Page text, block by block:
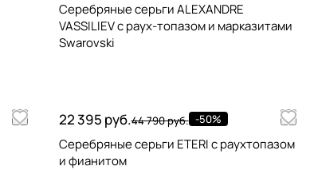
Серебряные серьги ALEXANDRE
VASSILIEV с раух-топазом и марказитами
Swarovski
22 395 руб.44 790 руб. -50%
Серебряные серьги ETERI с раухтопазом
и фианитом